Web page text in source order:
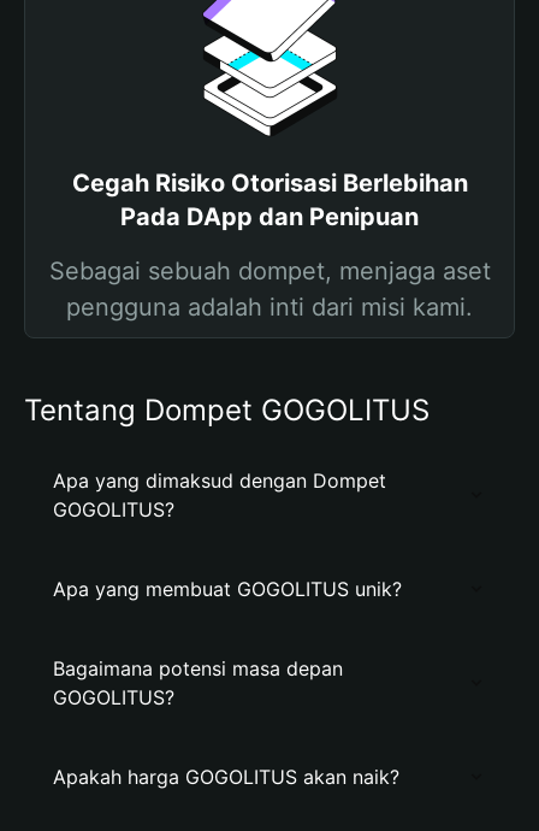
Cegah Risiko Otorisasi Berlebihan
Pada DApp dan Penipuan
Sebagai sebuah dompet, menjaga aset
pengguna adalah inti dari misi kami.
Tentang Dompet GOGOLITUS
Apa yang dimaksud dengan Dompet
GOGOLITUS?
Apa yang membuat GOGOLITUS unik?
Bagaimana potensi masa depan
GOGOLITUS?
Apakah harga GOGOLITUS akan naik?